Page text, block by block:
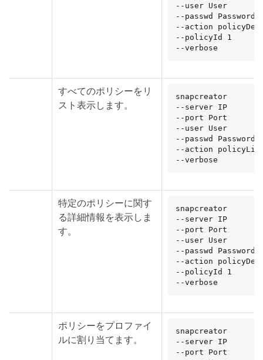
--user User
--passwd Password
--action
--policyId 1
--verbose
すべてのポリシーをリ
スト表示します。
snapcreator
--server IP
--port Port
--user User
--passwd Password
--action
--verbose
特定のポリシーに関す
る詳細情報を表示しま
す。
snapcreator
--server IP
--port Port
--user User
--passwd Password
--action
--policyId 1
--verbose
ポリシーをプロファイ
ルに割り当てます。
snapcreator
--server IP
--port Port